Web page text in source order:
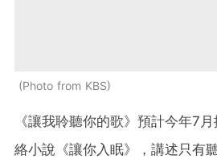
Photo from KBS
《讓我聆聽你的歌》預計今年7
絡小說《讓你入眠》，講述只有